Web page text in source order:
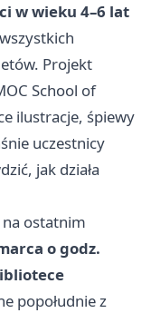
w wieku 4–6 lat
Projekt
School of
ilustracje, śpiewy
uczestnicy
jak działa
ostatnim
o godz.
popołudnie z